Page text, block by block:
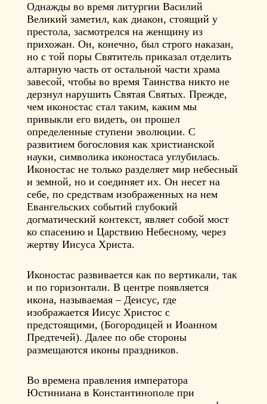
Однажды во время литургии Василий
Великий заметил, как диакон, стоящий у
престола, засмотрелся на женщину из
прихожан. Он, конечно, был строго наказан,
но с той поры Святитель приказал отделить
алтарную часть от остальной части храма
завесой, чтобы во время Таинства никто не
дерзнул нарушить Святая Святых. Прежде,
чем иконостас стал таким, каким мы
привыкли его видеть, он прошел
определенные ступени эволюции. С
развитием богословия как христианской
науки, символика иконостаса углубилась.
Иконостас не только разделяет мир небесный
и земной, но и соединяет их. Он несет на
себе, по средствам изображенных на нем
Евангельских событий глубокий
догматический контекст, являет собой мост
ко спасению и Царствию Небесному, через
жертву Иисуса Христа.
Иконостас развивается как по вертикали, так
и по горизонтали. В центре появляется
икона, называемая – Деисус, где
изображается Иисус Христос с
предстоящими, (Богородицей и Иоанном
Предтечей). Далее по обе стороны
размещаются иконы праздников.
Во времена правления императора
Юстиниана в Константинополе при